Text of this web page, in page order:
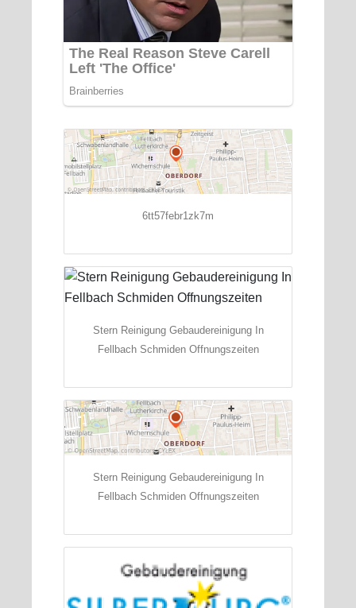
6tt57febr1zk7m
Stern Reinigung Gebaudereinigung In
Fellbach Schmiden Offnungszeiten
Stern Reinigung Gebaudereinigung In
Fellbach Schmiden Offnungszeiten